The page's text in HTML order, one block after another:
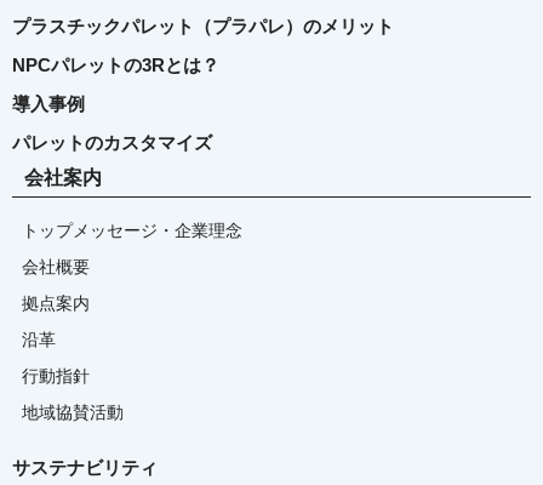
プラスチックパレット（プラパレ）のメリット
NPCパレットの3Rとは？
導入事例
パレットのカスタマイズ
会社案内
トップメッセージ・企業理念
会社概要
拠点案内
沿革
行動指針
地域協賛活動
サステナビリティ